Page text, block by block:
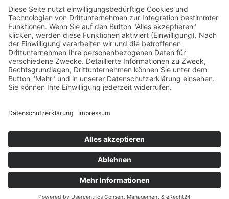
Kultur- und Heimatverein Baalsdorf e.V.
Brandiser Straße 20
04316 Leipzig
info@baalsdorf.de
www.baalsdorf.de
Der Verein wurde am 4. November 1992
Heimatverein Baalsdorf e. V. und ist ein
zur Aufgabe gemacht haben, das
gemeinschaftlicheundkulturelleLeben der
Dorfgemeinschaft Baalsdorf zu